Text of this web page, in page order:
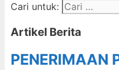
Cari untuk:
Artikel Berita
PENERIMAAN